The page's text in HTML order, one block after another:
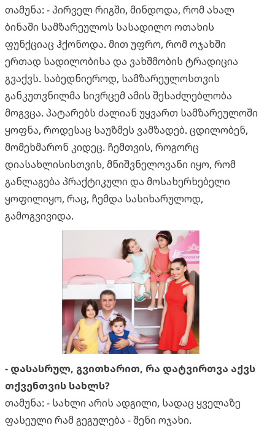
თამუნა: - პირველ რიგში, მინდოდა, რომ ახალ
ბინაში სამზარეულოს სასადილო ოთახის
ფუნქციაც ჰქონოდა. მით უფრო, რომ ოჯახში
ერთად სადილობისა და ვახშმობის ტრადიცია
გვაქვს. საბედნიეროდ, სამზარეულოსთვის
განკუთვნილმა სივრცემ ამის შესაძლებლობა
მოგვცა. პატარებს ძალიან უყვართ სამზარეულოში
ყოფნა, როდესაც საუზმეს ვამზადებ. ცდილობენ,
მომეხმარონ კიდეც. ჩემთვის, როგორც
დიასახლისისთვის, მნიშვნელოვანი იყო, რომ
განლაგება პრაქტიკული და მოსახერხებელი
ყოფილიყო, რაც, ჩემდა სასიხარულოდ,
გამოგვივიდა.
- დასასრულ, გვითხარით, რა დატვირთვა აქვს
თქვენთვის სახლს?
თამუნა: - სახლი არის ადგილი, სადაც ყველაზე
ფასეული რამ გეგულება - შენი ოჯახი.